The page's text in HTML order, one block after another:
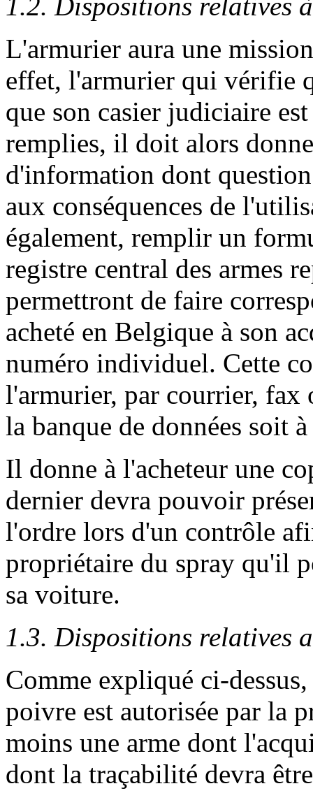
1.2. Dispositions relatives
L'armurier aura une
effet, l'armurier qui vérifie
que son casier judiciaire
remplies, il doit alors
d'information dont
aux conséquences de
également, remplir un
registre central des armes
permettront de faire
acheté en Belgique à son
numéro individuel. Cette
l'armurier, par courrier, fax
la banque de données soit
Il donne à l'acheteur une
dernier devra pouvoir
l'ordre lors d'un contrôle
propriétaire du spray qu'il
sa voiture.
1.3. Dispositions relatives
Comme expliqué ci-
poivre est autorisée par la
moins une arme dont
dont la traçabilité devra